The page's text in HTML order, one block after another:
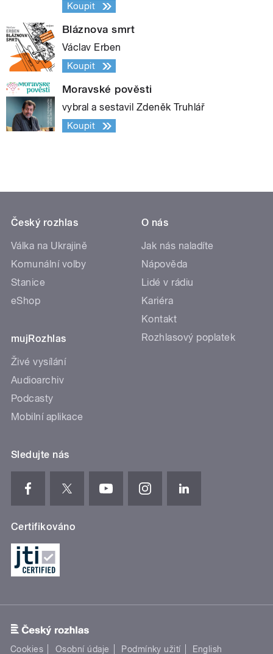
Koupit
Bláznova smrt
Václav Erben
Koupit
Moravské pověsti
vybral a sestavil Zdeněk Truhlář
Koupit
Český rozhlas
Válka na Ukrajině
Komunální volby
Stanice
eShop
mujRozhlas
Živé vysílání
Audioarchiv
Podcasty
Mobilní aplikace
O nás
Jak nás naladíte
Nápověda
Lidé v rádiu
Kariéra
Kontakt
Rozhlasový poplatek
Sledujte nás
Certifikováno
Cookies Osobní údaje Podmínky užití English